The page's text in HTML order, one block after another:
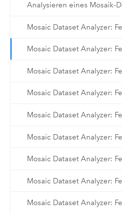
Analysieren eines Mosaik-
Mosaic Dataset Analyzer:
Mosaic Dataset Analyzer:
Mosaic Dataset Analyzer:
Mosaic Dataset Analyzer:
Mosaic Dataset Analyzer:
Mosaic Dataset Analyzer:
Mosaic Dataset Analyzer:
Mosaic Dataset Analyzer:
Mosaic Dataset Analyzer: